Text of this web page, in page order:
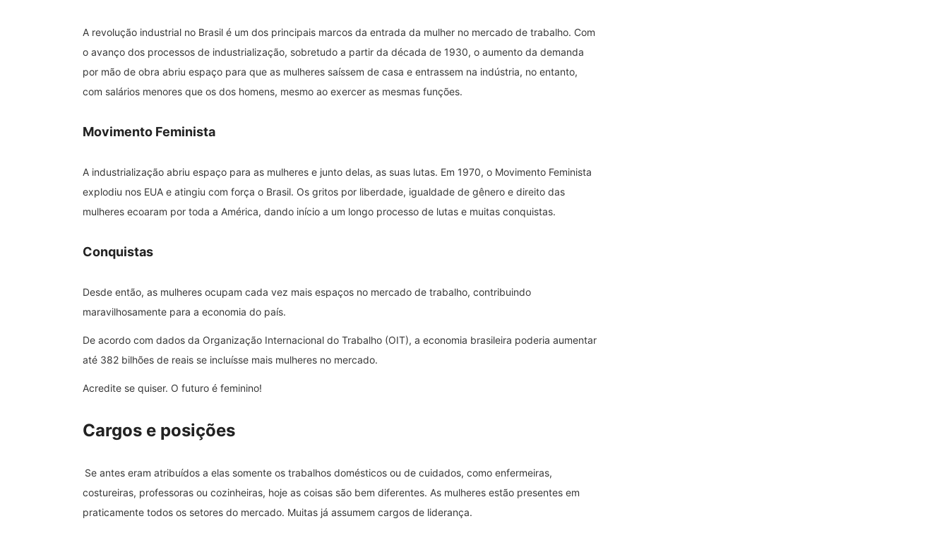
A revolução industrial no Brasil é um dos principais marcos da entrada da mulher no mercado de trabalho. Com
o avanço dos processos de industrialização, sobretudo a partir da década de 1930, o aumento da demanda
por mão de obra abriu espaço para que as mulheres saíssem de casa e entrassem na indústria, no entanto,
com salários menores que os dos homens, mesmo ao exercer as mesmas funções.
Movimento Feminista
A industrialização abriu espaço para as mulheres e junto delas, as suas lutas. Em 1970, o Movimento Feminista
explodiu nos EUA e atingiu com força o Brasil. Os gritos por liberdade, igualdade de gênero e direito das
mulheres ecoaram por toda a América, dando início a um longo processo de lutas e muitas conquistas.
Conquistas
Desde então, as mulheres ocupam cada vez mais espaços no mercado de trabalho, contribuindo
maravilhosamente para a economia do país.
De acordo com dados da Organização Internacional do Trabalho (OIT), a economia brasileira poderia aumentar
até 382 bilhões de reais se incluísse mais mulheres no mercado.
Acredite se quiser. O futuro é feminino!
Cargos e posições
Se antes eram atribuídos a elas somente os trabalhos domésticos ou de cuidados, como enfermeiras,
costureiras, professoras ou cozinheiras, hoje as coisas são bem diferentes. As mulheres estão presentes em
praticamente todos os setores do mercado. Muitas já assumem cargos de liderança.